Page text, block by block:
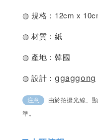
◍ 規格：12cm x
◍ 材質：紙
◍ 產地：韓國
◍ 設計： ggaggong
注意
由於拍攝光線、
準。